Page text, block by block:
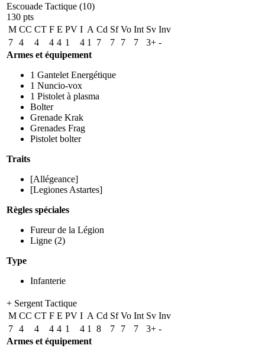
Escouade Tactique (10)
130 pts
M CC CT F E PV I A Cd Sf Vo Int Sv Inv
7 4 4 4 4 1 4 1 7 7 7 7 3+ -
Armes et équipement
1 Gantelet Energétique
1 Nuncio-vox
1 Pistolet à plasma
Bolter
Grenade Krak
Grenades Frag
Pistolet bolter
Traits
[Allégeance]
[Legiones Astartes]
Règles spéciales
Fureur de la Légion
Ligne (2)
Type
Infanterie
+ Sergent Tactique
M CC CT F E PV I A Cd Sf Vo Int Sv Inv
7 4 4 4 4 1 4 1 8 7 7 7 3+ -
Armes et équipement